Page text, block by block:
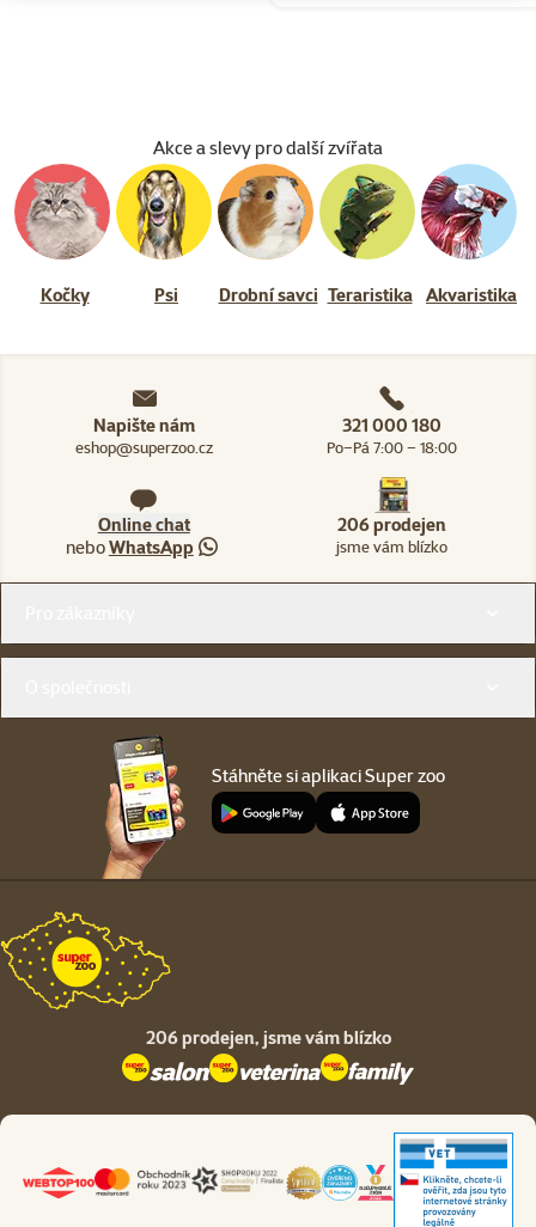
Akce a slevy pro další zvířata
Kočky Psi Drobní savci Teraristika Akvaristika
Napište nám
eshop@superzoo.cz
321 000 180
Po–Pá 7:00 – 18:00
Online chat
neboWhatsApp
206 prodejen
jsme vám blízko
Stáhněte si aplikaci Super zoo
206 prodejen, jsme vám blízko